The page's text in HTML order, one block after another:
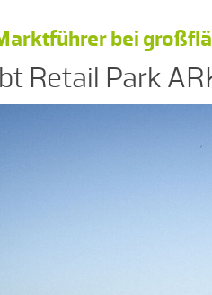
bei
Retail Park